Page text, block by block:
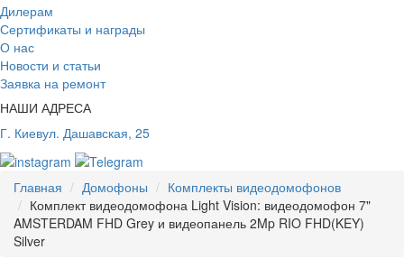
Дилерам
Сертификаты и награды
О нас
Новости и статьи
Заявка на ремонт
НАШИ АДРЕСА
Г. Киевул. Дашавская, 25
Главная Домофоны
Комплекты видеодомофонов
Комплект видеодомофона Light Vision: видеодомофон 7"
AMSTERDAM FHD Grey и видеопанель 2Mp RIO FHD(KEY)
Silver